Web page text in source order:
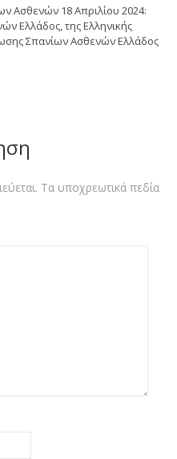
Ασθενών 18 Απριλίου 2024:
Ελλάδος, της Ελληνικής
Σπανίων Ασθενών Ελλάδος
Τα υποχρεωτικά πεδία